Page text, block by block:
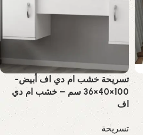
تسريحة خشب ام دي اف أبيض-
100×40×36 سم – خشب ام دي
اف
تسريحة